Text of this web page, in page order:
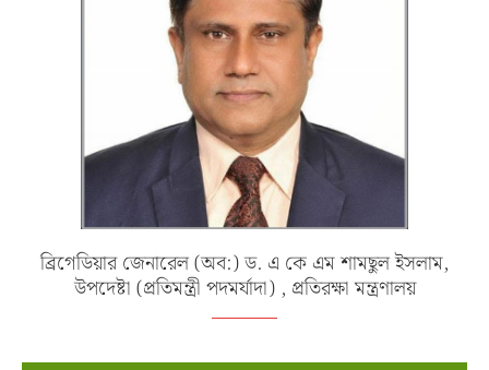
ব্রিগেডিয়ার জেনারেল (অব:) ড. এ কে এম শামছুল ইসলাম,
উপদেষ্টা (প্রতিমন্ত্রী পদমর্যাদা) , প্রতিরক্ষা মন্ত্রণালয়